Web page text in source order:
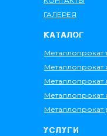
ГАЛЕРЕЯ
КАТАЛОГ
Металлопрокат
Металлопрокат
Металлопрокат
Металлопрокат
УСЛУГИ